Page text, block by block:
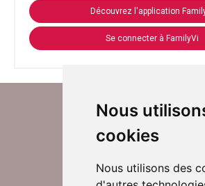
Nous
cookies
Nous utilisons des
Découvrez l'application
Se connecter à FamilyVi